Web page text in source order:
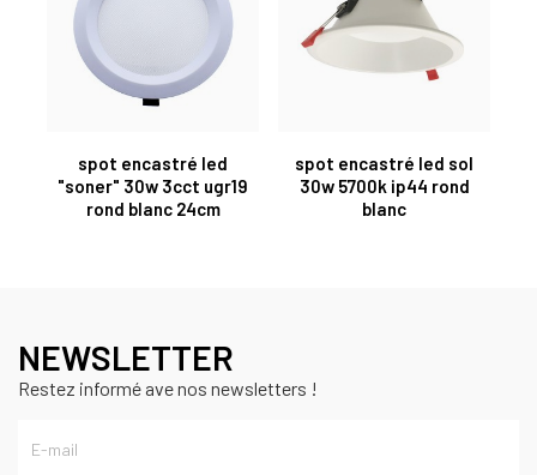
spot encastré led
"soner" 30w 3cct ugr19
rond blanc 24cm
spot encastré led sol
30w 5700k ip44 rond
blanc
NEWSLETTER
Restez informé ave nos newsletters !